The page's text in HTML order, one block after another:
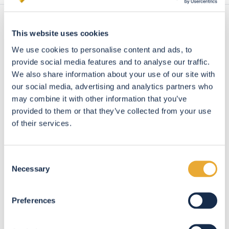
This website uses cookies
We use cookies to personalise content and ads, to
provide social media features and to analyse our traffic.
We also share information about your use of our site with
our social media, advertising and analytics partners who
may combine it with other information that you’ve
provided to them or that they’ve collected from your use
of their services.
Selection
Necessary
Preferences
Article précédent
← Faut-il confier l’exclusivité à une
agence immobilière lors d’une vente ?
Grille des loyers en Belgique : menace ou